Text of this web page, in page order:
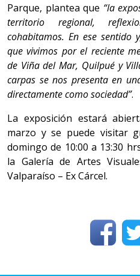
Parque, plantea que “la
territorio regional,
cohabitamos. En ese sentido
que vivimos por el reciente
de Viña del Mar, Quilpué y
carpas se nos presenta en
directamente como sociedad”.
La exposición estará
marzo y se puede visitar
domingo de 10:00 a 13:30
la Galería de Artes
Valparaíso – Ex Cárcel.